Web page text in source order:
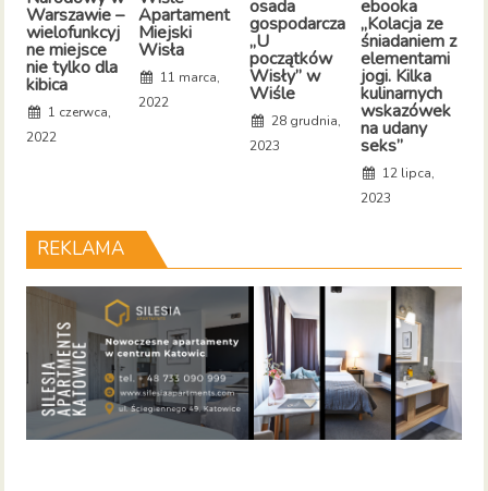
Warszawie –
wielofunkcyj
ne miejsce
nie tylko dla
kibica
1 czerwca,
2022
Apartament
Miejski
Wisła
11 marca,
2022
osada
gospodarcza
„U
początków
Wisły” w
Wiśle
28 grudnia,
2023
ebooka
„Kolacja ze
śniadaniem z
elementami
jogi. Kilka
kulinarnych
wskazówek
na udany
seks”
12 lipca,
2023
REKLAMA